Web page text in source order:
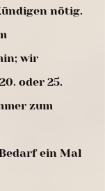
nötig.
wir
oder 25.
zum
ein Mal